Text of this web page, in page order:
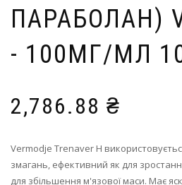
ПАРАБОЛАН)
- 100МГ/МЛ
2,786.88 ₴
Vermodje Trenaver H
змагань, ефективний як для
для збільшення м'язової маси. Має